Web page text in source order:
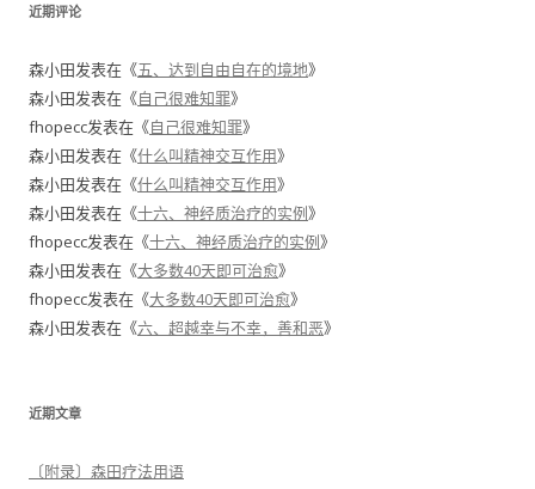
近期评论
森小田发表在《五、达到自由自在的境地》
森小田发表在《自己很难知罪》
fhopecc发表在《自己很难知罪》
森小田发表在《什么叫精神交互作用》
森小田发表在《什么叫精神交互作用》
森小田发表在《十六、神经质治疗的实例》
fhopecc发表在《十六、神经质治疗的实例》
森小田发表在《大多数40天即可治愈》
fhopecc发表在《大多数40天即可治愈》
森小田发表在《六、超越幸与不幸，善和恶》
近期文章
〔附录〕森田疗法用语